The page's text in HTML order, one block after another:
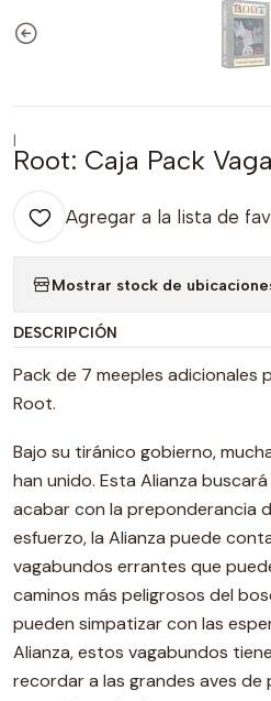
|
Root: Caja Pack
Agregar a la lista de
Mostrar stock de
DESCRIPCIÓN
Pack de 7 meeples adicionales
Root.
Bajo su tiránico gobierno,
han unido. Esta Alianza
acabar con la preponderancia
esfuerzo, la Alianza puede
vagabundos errantes que
caminos más peligrosos del
pueden simpatizar con las
Alianza, estos vagabundos
recordar a las grandes aves de